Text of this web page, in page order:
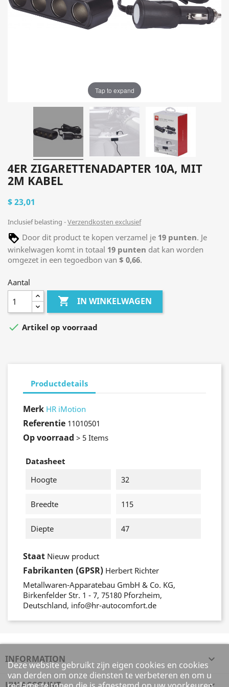
Tap to expand
4ER ZIGARETTENADAPTER 10A, MIT
2M KABEL
$ 23,01
Inclusief belasting Verzendkosten exclusief
Door dit product te kopen verzamel je 19 punten. Je
winkelwagen komt in totaal 19 punten dat kan worden
omgezet in een tegoedbon van $ 0,66.
Aantal
 IN WINKELWAGEN
 Artikel op voorraad
Productdetails
Merk HR iMotion
Referentie 11010501
Op voorraad > 5 Items
Datasheet
Hoogte
32
Breedte 115
Diepte 47
Staat Nieuw product
Fabrikanten (GPSR) Herbert Richter
Metallwaren-Apparatebau GmbH & Co. KG,
Birkenfelder Str. 1 - 7, 75180 Pforzheim,
Deutschland, info@hr-autocomfort.de
INFORMATION 
Deze website gebruikt zijn eigen cookies en cookies
van derden om onze diensten te verbeteren en om u